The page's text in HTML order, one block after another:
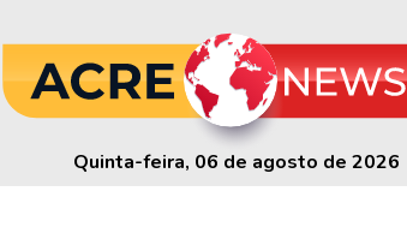
Quinta-feira, 06 de agosto de 2026